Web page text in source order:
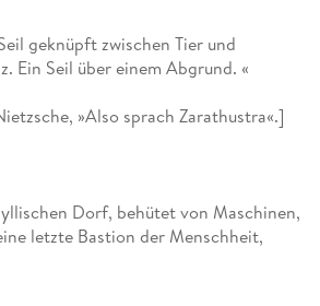
geknüpft zwischen Tier und
Dorf, behütet von Maschinen,
letzte Bastion der Menschheit,